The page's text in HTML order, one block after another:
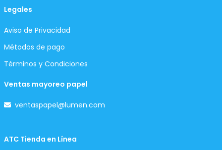
Legales
Aviso de Privacidad
Métodos de pago
Términos y Condiciones
Ventas mayoreo papel
ventaspapel@lumen.com
ATC Tienda en Línea